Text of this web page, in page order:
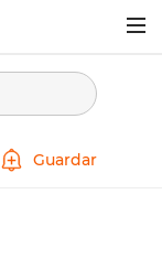
Guardar